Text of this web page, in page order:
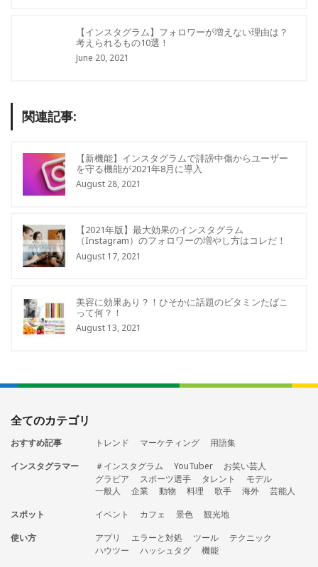
【インスタグラム】フォロワーが増えない理由は？
考えられるもの10選！
June 20, 2021
関連記事:
【新機能】インスタグラムで誹謗中傷からユーザー
を守る機能が2021年8月に導入
August 28, 2021
【2021年版】最大効果のインスタグラム
（Instagram）のフォロワーの増やし方はコレだ！
August 17, 2021
美容に効果あり？！ひそかに話題のビタミンたばこ
って何？！
August 13, 2021
全てのカテゴリ
おすすめ記事 トレンド マーケティング
用語集
インスタグラマー
＃インスタグラム YouTuber
お笑い芸人
グラビア
スポーツ選手 タレント
モデル
一般人
企業 動物 料理 歌手 海外
芸能人
スポット
イベント カフェ 景色
観光地
使い方
アプリ エラーと対処 ツール
テクニック
ハウツー
ハッシュタグ 機能